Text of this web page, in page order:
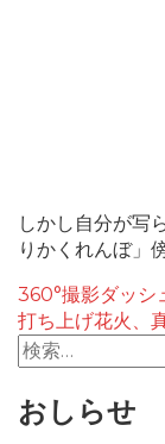
しかし自分が写
りかくれんぼ」
投
稿
ビ
360°撮影ダッシ
打ち上げ花火、
検
索:
おしらせ